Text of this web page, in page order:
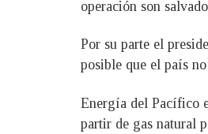
operación son
Por su parte el
posible que el país
Energía del Pacífico
partir de gas natural